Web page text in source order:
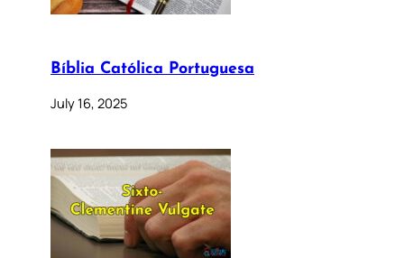
Bíblia Católica Portuguesa
July 16, 2025